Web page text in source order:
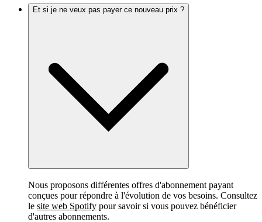
Et si je ne veux pas payer ce nouveau prix ?
Nous proposons différentes offres d'abonnement payant
conçues pour répondre à l'évolution de vos besoins. Consultez
le site web Spotify pour savoir si vous pouvez bénéficier
d'autres abonnements.